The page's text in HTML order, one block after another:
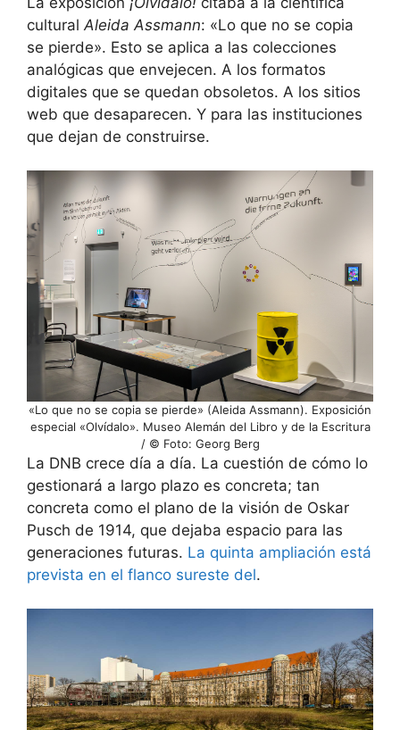
cultural Aleida Assmann: «Lo que no se copia
se pierde». Esto se aplica a las colecciones
analógicas que envejecen. A los formatos
digitales que se quedan obsoletos. A los sitios
web que desaparecen. Y para las instituciones
que dejan de construirse.
«Lo que no se copia se pierde» (Aleida Assmann). Exposición
especial «Olvídalo». Museo Alemán del Libro y de la Escritura
/ © Foto: Georg Berg
La DNB crece día a día. La cuestión de cómo lo
gestionará a largo plazo es concreta; tan
concreta como el plano de la visión de Oskar
Pusch de 1914, que dejaba espacio para las
generaciones futuras. La quinta ampliación está
prevista en el flanco sureste del.